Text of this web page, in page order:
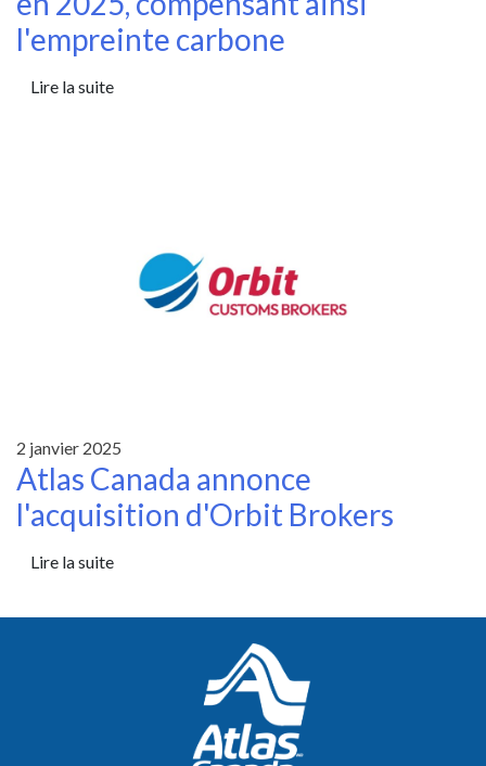
l'empreinte carbone
Lire la suite
2 janvier 2025
Atlas Canada annonce
l'acquisition d'Orbit Brokers
Lire la suite